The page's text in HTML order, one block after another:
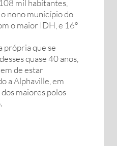
mil habitantes,
nono município do
o maior IDH, e 16º
própria que se
quase 40 anos,
de estar
a Alphaville, em
maiores polos